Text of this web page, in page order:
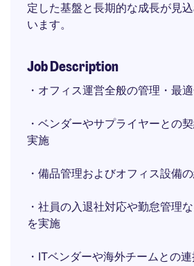
定した基盤と長期的な成長が見
います。
Job Description
・オフィス運営全般の管理・最
・ベンダーやサプライヤーとの
実施
・備品管理およびオフィス設備
・社員の入退社対応や勤怠管理
を実施
・ITベンダーや海外チームとの